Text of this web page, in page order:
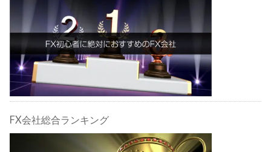
由・注意点も合わせて解説しま
す！
FX会社総合ランキング